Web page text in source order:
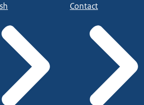
Contact